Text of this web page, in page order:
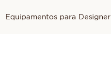
Equipamentos para Designer